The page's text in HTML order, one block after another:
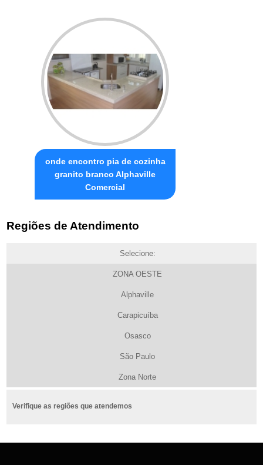
onde encontro pia de cozinha
granito branco Alphaville
Comercial
Regiões de Atendimento
Selecione:
ZONA OESTE
Alphaville
Carapicuíba
Osasco
São Paulo
Zona Norte
Verifique as regiões que atendemos